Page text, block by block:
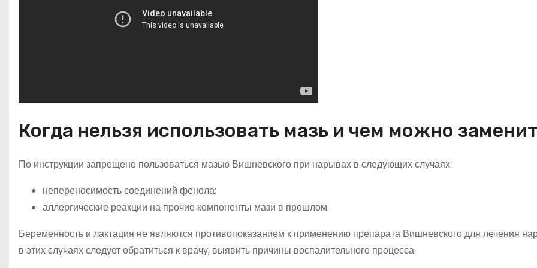
Когда нельзя использовать мазь и чем можно
По инструкции запрещено пользоваться мазью Вишневского при нарывах в следующих случаях:
непереносимость соединений фенола;
аллергические реакции на прочие компоненты мази в прошлом.
Беременность и лактация не являются противопоказанием к применению препарата Вишневского для лечения
в этих случаях следует обратиться к врачу, выявить причины воспалительного процесса.